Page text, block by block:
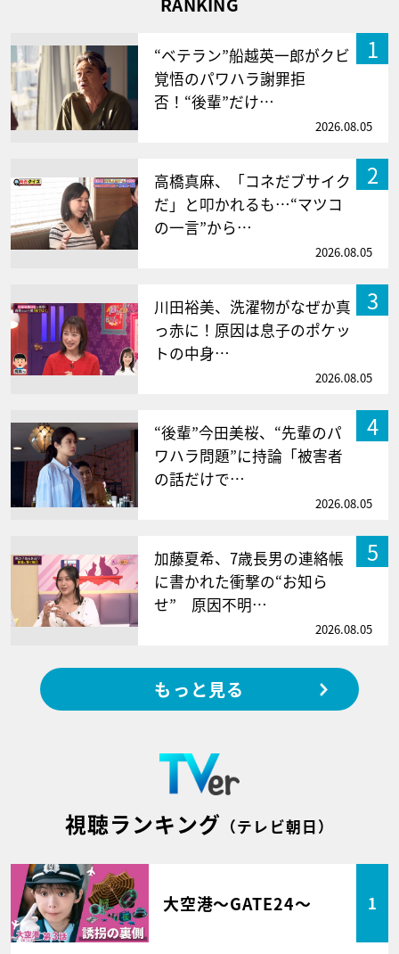
1
“ベテラン”船越英一郎がクビ
覚悟のパワハラ謝罪拒
否！“後輩”だけ…
2026.08.05
2
高橋真麻、「コネだブサイク
だ」と叩かれるも…“マツコ
の一言”から…
2026.08.05
3
川田裕美、洗濯物がなぜか真
っ赤に！原因は息子のポケッ
トの中身…
2026.08.05
4
“後輩”今田美桜、“先輩のパ
ワハラ問題”に持論「被害者
の話だけで…
2026.08.05
5
加藤夏希、7歳長男の連絡帳
に書かれた衝撃の“お知ら
せ” 原因不明…
2026.08.05
もっと見る
視聴ランキング （テレビ朝日）
大空港～GATE24～ 1